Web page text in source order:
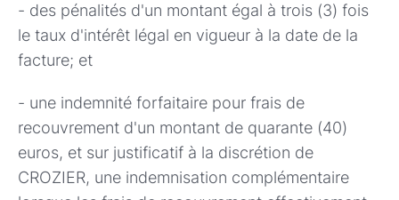
- des pénalités d'un montant égal à trois (3) fois
le taux d'intérêt légal en vigueur à la date de la
facture; et
- une indemnité forfaitaire pour frais de
recouvrement d'un montant de quarante (40)
euros, et sur justificatif à la discrétion de
CROZIER, une indemnisation complémentaire